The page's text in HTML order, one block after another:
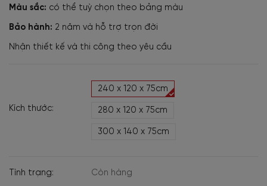
Màu sắc: có thể tuỳ chọn theo bảng màu
Bảo hành: 2 năm và hỗ trợ trọn đời
Nhận thiết kế và thi công theo yêu cầu
Kích thước:
240 x 120 x 75cm
280 x 120 x 75cm
300 x 140 x 75cm
Tình trạng: Còn hàng